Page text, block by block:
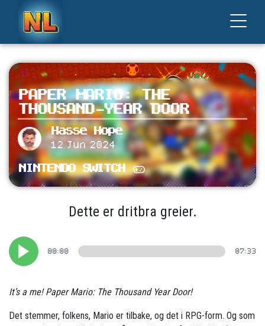
PAPER MARIO: THE
THOUSAND-YEAR DOOR
Hasse Hope
12 Jun 2024
NINTENDO SWITCH
Dette er dritbra greier.
00:00 07:33
It’s a me! Paper Mario: The Thousand Year Door!
Det stemmer, folkens, Mario er tilbake, og det i RPG-form. Og som